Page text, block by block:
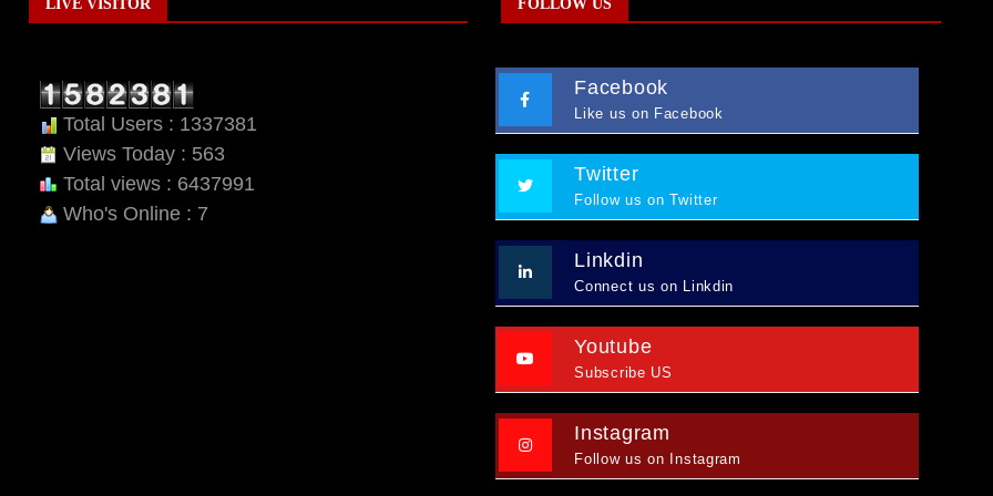
LIVE VISITOR
Total Users : 1337381
Views Today : 563
Total views : 6437991
Who's Online : 7
FOLLOW US
Facebook
Like us on Facebook
Twitter
Follow us on Twitter
Linkdin
Connect us on Linkdin
Youtube
Subscribe US
Instagram
Follow us on Instagram